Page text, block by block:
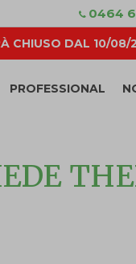
0464
CHIUSO DAL 10/
PROFESSIONAL